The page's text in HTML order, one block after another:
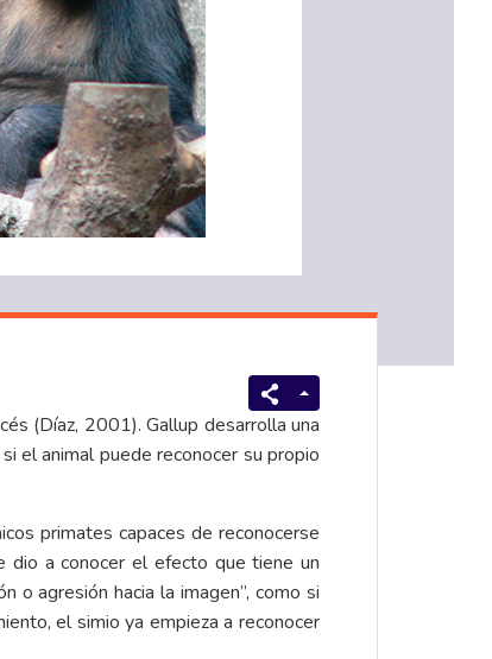
(Díaz, 2001). Gallup desarrolla una
el animal puede reconocer su propio
primates capaces de reconocerse
dio a conocer el efecto que tiene un
o agresión hacia la imagen”, como si
el simio ya empieza a reconocer